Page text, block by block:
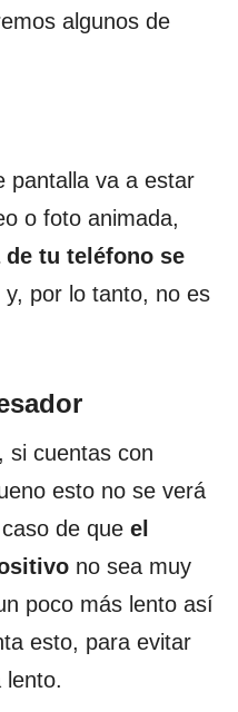
algunos de
pantalla va a estar
o foto animada,
de tu teléfono se
y, por lo tanto, no es
si cuentas con
esto no se verá
de que el
no sea muy
poco más lento así
esto, para evitar
lento.